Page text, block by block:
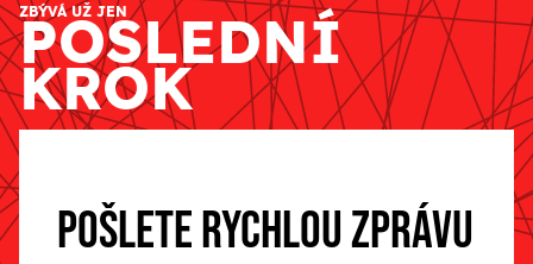
ZBÝVÁ UŽ JEN
POSLEDNÍ
KROK
POŠLETE RYCHLOU ZPRÁVU